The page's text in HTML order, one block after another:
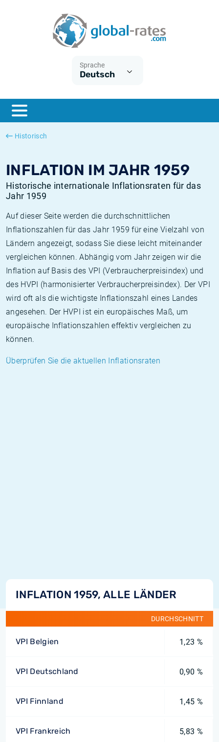
Sprache
Deutsch
Historisch
INFLATION IM JAHR 1959
Historische internationale Inflationsraten für das
Jahr 1959
Auf dieser Seite werden die durchschnittlichen
Inflationszahlen für das Jahr 1959 für eine Vielzahl von
Ländern angezeigt, sodass Sie diese leicht miteinander
vergleichen können. Abhängig vom Jahr zeigen wir die
Inflation auf Basis des VPI (Verbraucherpreisindex) und
des HVPI (harmonisierter Verbraucherpreisindex). Der VPI
wird oft als die wichtigste Inflationszahl eines Landes
angesehen. Der HVPI ist ein europäisches Maß, um
europäische Inflationszahlen effektiv vergleichen zu
können.
Überprüfen Sie die aktuellen Inflationsraten
INFLATION 1959, ALLE LÄNDER
DURCHSCHNITT
VPI Belgien 1,23 %
VPI Deutschland 0,90 %
VPI Finnland 1,45 %
VPI Frankreich 5,83 %
ESTER
SONIA
Was ist die VPI-Inflation?
Was ist die HVPI-Inflation?
Deutsche inflation
Europäische inflation
Historische Euribor-Sätze
Historische ESTER-Sätze
Historische SOFR-Sätze
Historische SONIA-Sätze
Inflationsrechner